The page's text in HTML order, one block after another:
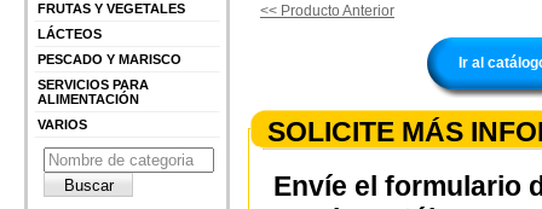
FRUTAS Y VEGETALES
LÁCTEOS
PESCADO Y MARISCO
SERVICIOS PARA
ALIMENTACIÓN
VARIOS
<< Producto Anterior
Ir al
SOLICITE MÁS
Envíe el formulario